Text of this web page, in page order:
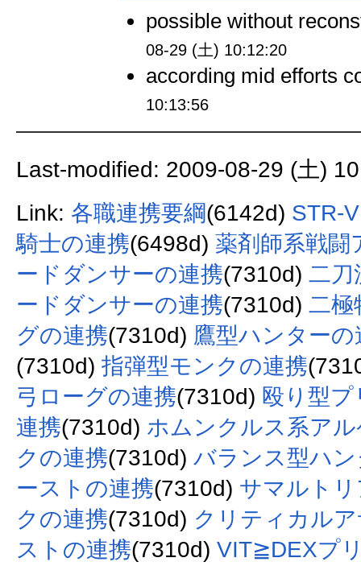
possible without
08-29 (土) 10:12:20
according mid efforts
10:13:56
Last-modified: 2009-08-29 (土)
Link: 各職連携要綱(6142d) STR-
騎士の連携(6498d) 薬剤師系戦闘
ードダンサーの連携(7310d) 二刀
ードダンサーの連携(7310d) 二極
グの連携(7310d) 鷹型ハンターの
(7310d) 指弾型モンクの連携
弓ローグの連携(7310d) 殴り型
連携(7310d) ホムンクルス系ア
クの連携(7310d) バランス型ハ
ーストの連携(7310d) サマルト
クの連携(7310d) クリティカル
ストの連携(7310d) VIT≧DEXプ